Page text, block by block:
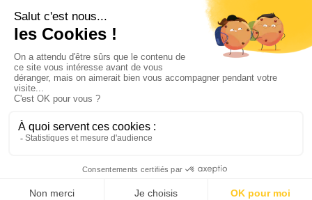
MENTIONS LÉGALES-POLITIQUE DE CONFIDENTIALITÉ